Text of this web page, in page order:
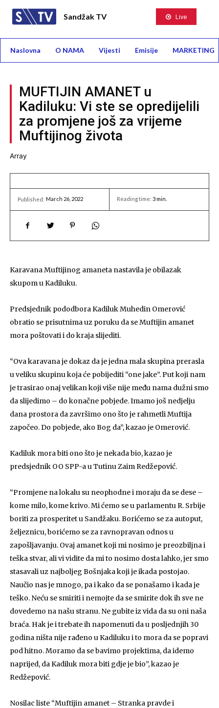
Sandžak TV Live
Naslovna O NAMA Vijesti Emisije MARKETING
MUFTIJIN AMANET u
Kadiluku: Vi ste se opredijelili
za promjene još za vrijeme
Muftijinog života
Array
Published: March 26, 2022 Reading time: 3min.
Karavana Muftijinog amaneta nastavila je obilazak
skupom u Kadiluku.
Predsjednik pododbora Kadiluk Muhedin Omerović
obratio se prisutnima uz poruku da se Muftijin amanet
mora poštovati i do kraja slijediti.
“Ova karavana je dokaz da je jedna mala skupina prerasla
u veliku skupinu koja će pobijediti “one jake”. Put koji nam
je trasirao onaj velikan koji više nije među nama dužni smo
da slijedimo – do konačne pobjede. Imamo još nedjelju
dana prostora da završimo ono što je rahmetli Muftija
započeo. Do pobjede, ako Bog da”, kazao je Omerović.
Kadiluk mora biti ono što je nekada bio, kazao je
predsjednik OO SPP-a u Tutinu Zaim Redžepović.
“Promjene na lokalu su neophodne i moraju da se dese –
kome milo, kome krivo. Mi ćemo se u parlamentu R. Srbije
boriti za prosperitet u Sandžaku. Borićemo se za autoput,
željeznicu, borićemo se za ravnopravan odnos u
zapošljavanju. Ovaj amanet koji mi nosimo je preozbiljna i
teška stvar, ali vi vidite da mi to nosimo dosta lahko, jer smo
stasavali uz najboljeg Bošnjaka koji je ikada postojao.
Naučio nas je mnogo, pa i kako da se ponašamo i kada je
teško. Neću se smiriti i nemojte da se smirite dok ih sve ne
dovedemo na našu stranu. Ne gubite iz vida da su oni naša
braća. Hak je i trebate ih napomenuti da u posljednjih 30
godina ništa nije rađeno u Kadiluku i to mora da se popravi
pod hitno. Moramo da se bavimo projektima, da idemo
naprijed, da Kadiluk mora biti gdje je bio”, kazao je
Redžepović.
Nosilac liste “Muftijin amanet – Stranka pravde i